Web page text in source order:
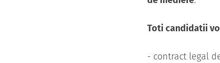
Toti candidatii
- contract legal